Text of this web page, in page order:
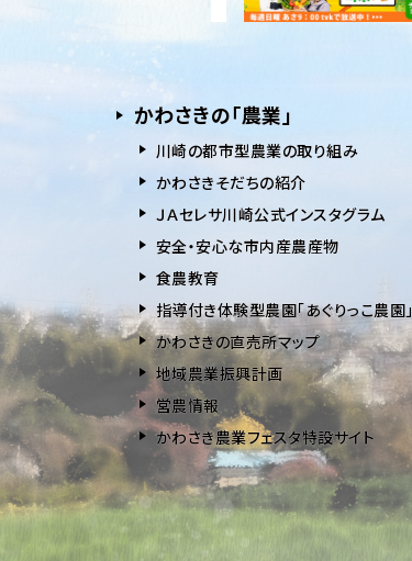
かわさきの「農業」
川崎の都市型農業の取り組み
かわさきそだちの紹介
ＪＡセレサ川崎公式インスタグラム
安全・安⼼な市内産農産物
⾷農教育
指導付き体験型農園「あぐりっこ農園」
かわさきの直売所マップ
地域農業振興計画
営農情報
かわさき農業フェスタ特設サイト